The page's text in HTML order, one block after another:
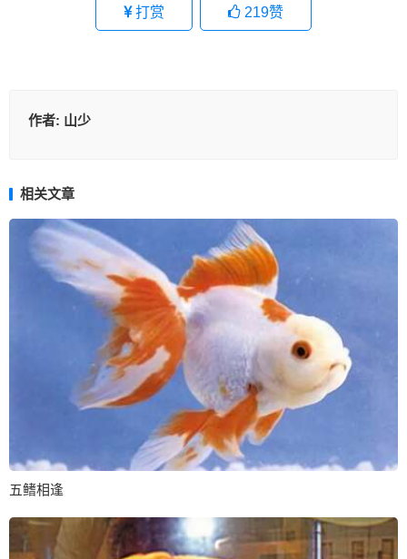
打赏 219赞
作者: 山少
相关文章
五鳍相逢